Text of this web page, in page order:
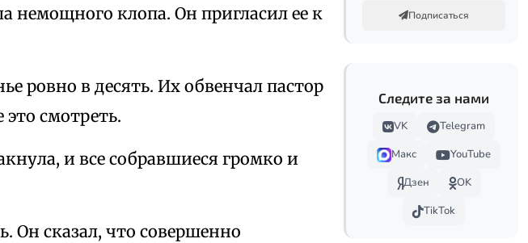
клопа. Он пригласил ее к
ровно в десять. Их обвенчал пастор
смотреть.
и все собравшиеся громко и
Он сказал, что совершенно
Подписаться
Следите за нами
VK
Telegram
Макс
YouTube
Дзен
OK
TikTok